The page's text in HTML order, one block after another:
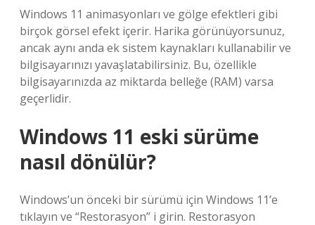
Windows 11 animasyonları ve gölge efektleri gibi
birçok görsel efekt içerir. Harika görünüyorsunuz,
ancak aynı anda ek sistem kaynakları kullanabilir ve
bilgisayarınızı yavaşlatabilirsiniz. Bu, özellikle
bilgisayarınızda az miktarda belleğe (RAM) varsa
geçerlidir.
Windows 11 eski sürüme
nasıl dönülür?
Windows’un önceki bir sürümü için Windows 11’e
tıklayın ve “Restorasyon” i girin. Restorasyon